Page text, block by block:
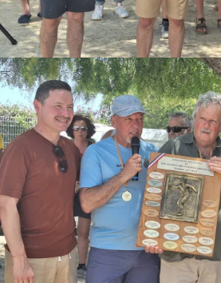
Agenda
Municipales 2026